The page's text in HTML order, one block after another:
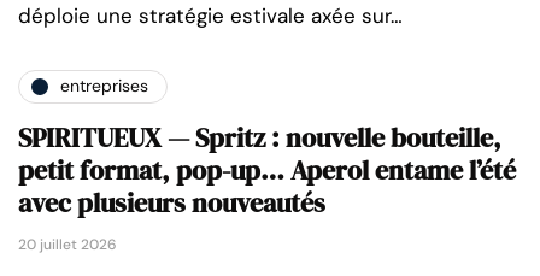
déploie une stratégie estivale axée sur…
entreprises
SPIRITUEUX — Spritz : nouvelle bouteille,
petit format, pop-up… Aperol entame l’été
avec plusieurs nouveautés
20 juillet 2026